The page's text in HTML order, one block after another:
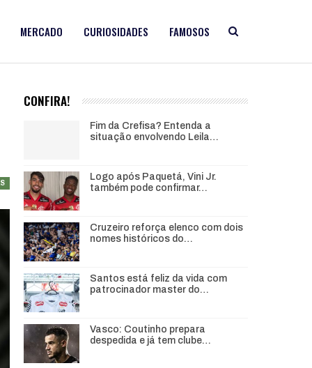
MERCADO CURIOSIDADES FAMOSOS
CONFIRA!
Fim da Crefisa? Entenda a
situação envolvendo Leila…
Logo após Paquetá, Vini Jr.
também pode confirmar…
Cruzeiro reforça elenco com dois
nomes históricos do…
Santos está feliz da vida com
patrocinador master do…
Vasco: Coutinho prepara
despedida e já tem clube…